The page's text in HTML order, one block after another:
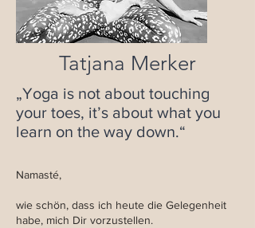
Tatjana Merker
„Yoga is not about touching
your toes, it’s about what you
learn on the way down.“
Namasté,
wie schön, dass ich heute die Gelegenheit
habe, mich Dir vorzustellen.